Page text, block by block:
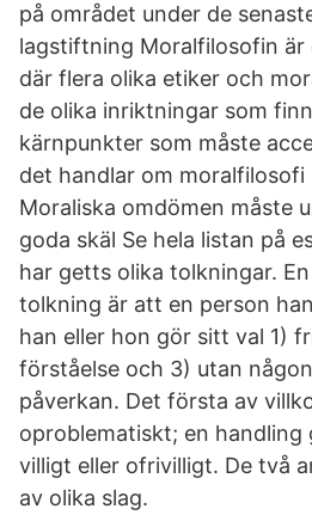
på området under de
lagstiftning Moralfilosofin är
där flera olika etiker och
de olika inriktningar som
kärnpunkter som måste
det handlar om moralfilosofi
Moraliska omdömen måste
goda skäl Se hela listan på
har getts olika tolkningar.
tolkning är att en person
han eller hon gör sitt val 1)
förståelse och 3) utan
påverkan. Det första av
oproblematiskt; en
villigt eller ofrivilligt. De två
av olika slag.